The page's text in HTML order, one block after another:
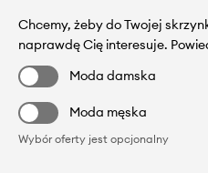
Chcemy, żeby do Twojej
naprawdę Cię interesuje.
Moda damska
Moda męska
Wybór oferty jest opcjonalny